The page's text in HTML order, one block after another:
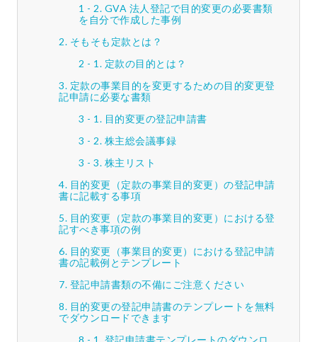
GVA 法人登記で目的変更の必要書類
を自分で作成した事例
そもそも定款とは？
定款の目的とは？
定款の事業目的を変更するための目的変更登
記申請に必要な書類
目的変更の登記申請書
株主総会議事録
株主リスト
目的変更（定款の事業目的変更）の登記申請
書に記載する事項
目的変更（定款の事業目的変更）における登
記すべき事項の例
目的変更（事業目的変更）における登記申請
書の記載例とテンプレート
登記申請書類の不備にご注意ください
目的変更の登記申請書のテンプレートを無料
でダウンロードできます
登記申請書テンプレートのダウンロ